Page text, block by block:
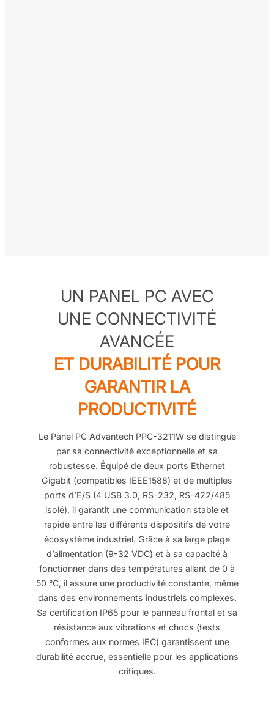
UN PANEL PC AVEC
UNE CONNECTIVITÉ
AVANCÉE
ET DURABILITÉ POUR
GARANTIR LA
PRODUCTIVITÉ
Le Panel PC Advantech PPC-3211W se distingue
par sa connectivité exceptionnelle et sa
robustesse. Équipé de deux ports Ethernet
Gigabit (compatibles IEEE1588) et de multiples
ports d’E/S (4 USB 3.0, RS-232, RS-422/485
isolé), il garantit une communication stable et
rapide entre les différents dispositifs de votre
écosystème industriel. Grâce à sa large plage
d’alimentation (9-32 VDC) et à sa capacité à
fonctionner dans des températures allant de 0 à
50 °C, il assure une productivité constante, même
dans des environnements industriels complexes.
Sa certification IP65 pour le panneau frontal et sa
résistance aux vibrations et chocs (tests
conformes aux normes IEC) garantissent une
durabilité accrue, essentielle pour les applications
critiques.